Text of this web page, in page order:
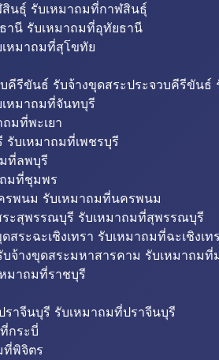
นธุ์ รับเหมาถมที่กาฬสินธุ์
านี รับเหมาถมที่อุทัยธานี
หมาถมที่สุโขทัย
คีรีขันธ์ รับจ้างขุดสระประจวบคีรีขัน
หมาถมที่จันทบุรี
ถมที่พะเยา
รับเหมาถมที่เพชรบุรี
ที่ลพบุรี
มที่ชุมพร
รพนม รับเหมาถมที่นครพนม
ะสุพรรณบุรี รับเหมาถมที่สุพรรณบุรี
สระฉะเชิงเทรา รับเหมาถมที่ฉะเชิงเท
จ้างขุดสระมหาสารคาม รับเหมาถมที่
มาถมที่ราชบุรี
ราจีนบุรี รับเหมาถมที่ปราจีนบุรี
กระบี่
ที่พิจิตร